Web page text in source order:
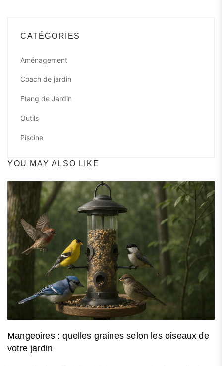
CATÉGORIES
Aménagement
Coach de jardin
Etang de Jardin
Outils
Piscine
YOU MAY ALSO LIKE
Mangeoires : quelles graines selon les oiseaux de
votre jardin